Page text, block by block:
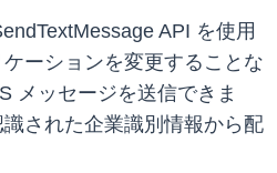
API を使用
ーションを変更することな
メッセージを送信できま
された企業識別情報から配